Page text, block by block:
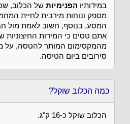
במידותיו הפנימיות של הכלוב,
מספק ונוחות מירבית לחיית
המסע. בנוסף, חשוב לאמת מול
אתם טסים כי המידות החיצוניות
מהמקסימום המותר להטסה, על
סירובים ביום הטיסה.
כמה הכלוב שוקל?
הכלוב שוקל כ-16 ק"ג.